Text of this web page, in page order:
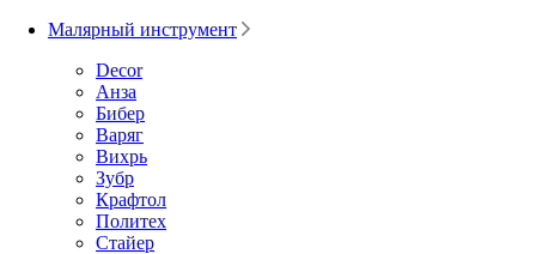
Малярный инструмент
Decor
Анза
Бибер
Варяг
Вихрь
Зубр
Крафтол
Политех
Стайер